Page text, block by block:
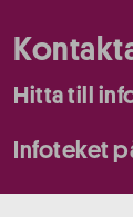
Hitta till
Infoteket